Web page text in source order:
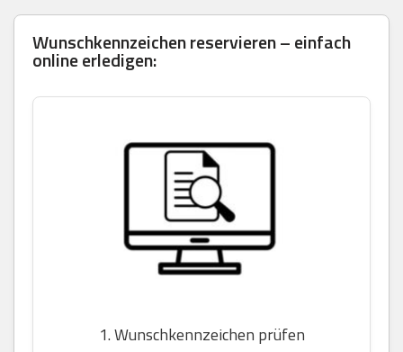
Wunschkennzeichen reservieren – einfach
online erledigen:
1. Wunschkennzeichen prüfen